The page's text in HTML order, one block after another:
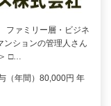
ファミリー層・ビジネ
ンションの管理人さん
□…
（年間）80,000円 年